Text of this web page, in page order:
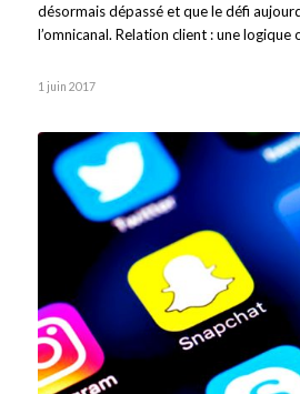
désormais dépassé et que le défi
l’omnicanal. Relation client : une logique
1 juin 2017